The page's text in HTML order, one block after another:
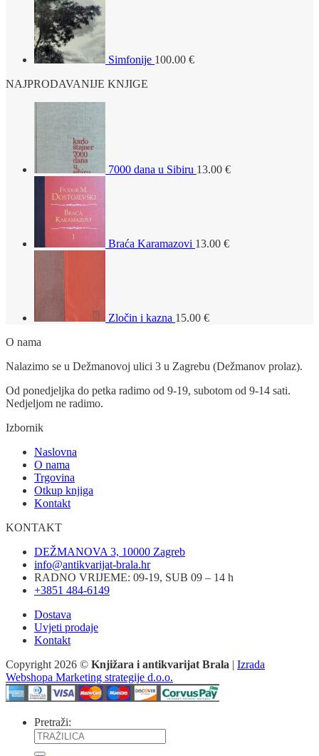
Simfonije 100.00 €
NAJPRODAVANIJE KNJIGE
7000 dana u Sibiru 13.00 €
Braća Karamazovi 13.00 €
Zločin i kazna 15.00 €
O nama
Nalazimo se u Dežmanovoj ulici 3 u Zagrebu (Dežmanov prolaz).
Od ponedjeljka do petka radimo od 9-19, subotom od 9-14 sati.
Nedjeljom ne radimo.
Izbornik
Naslovna
O nama
Trgovina
Otkup knjiga
Kontakt
KONTAKT
DEŽMANOVA 3, 10000 Zagreb
info@antikvarijat-brala.hr
RADNO VRIJEME: 09-19, SUB 09 – 14 h
+3851 484-6149
Dostava
Uvjeti prodaje
Kontakt
Copyright 2026 © Knjižara i antikvarijat Brala | Izrada
Webshopa Marketing strategije d.o.o.
Pretraži: